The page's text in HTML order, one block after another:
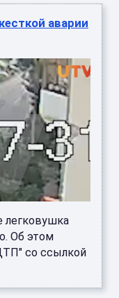
аварии
легковушка
Об этом
со ссылкой